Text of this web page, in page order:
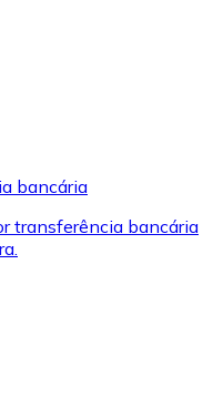
e outros
para comprar
suas marcas favoritas
bancária
transferência bancária